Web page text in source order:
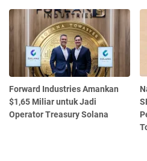
Forward Industries Amankan
$1,65 Miliar untuk Jadi
Operator Treasury Solana